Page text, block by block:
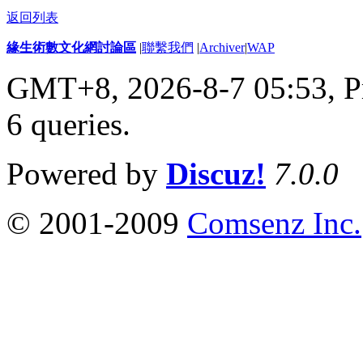
返回列表
緣生術數文化網討論區 |聯繫我們 |Archiver|WAP
GMT+8, 2026-8-7 05:53,
6 queries.
Powered by Discuz! 7.0.0
© 2001-2009 Comsenz Inc.